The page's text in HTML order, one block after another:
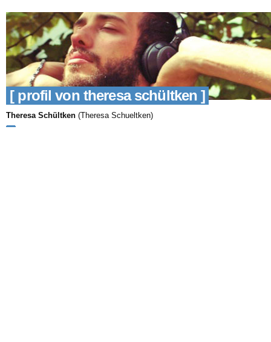
[ profil von theresa schültken ]
Theresa Schültken (Theresa Schueltken)